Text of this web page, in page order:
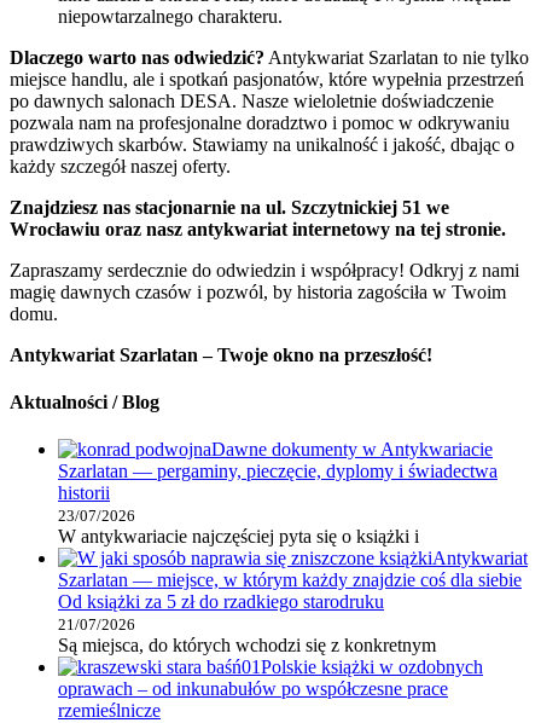
niepowtarzalnego charakteru.
Dlaczego warto nas odwiedzić? Antykwariat Szarlatan to nie tylko
miejsce handlu, ale i spotkań pasjonatów, które wypełnia przestrzeń
po dawnych salonach DESA. Nasze wieloletnie doświadczenie
pozwala nam na profesjonalne doradztwo i pomoc w odkrywaniu
prawdziwych skarbów. Stawiamy na unikalność i jakość, dbając o
każdy szczegół naszej oferty.
Znajdziesz nas stacjonarnie na ul. Szczytnickiej 51 we
Wrocławiu oraz nasz antykwariat internetowy na tej stronie.
Zapraszamy serdecznie do odwiedzin i współpracy! Odkryj z nami
magię dawnych czasów i pozwól, by historia zagościła w Twoim
domu.
Antykwariat Szarlatan – Twoje okno na przeszłość!
Aktualności / Blog
Dawne dokumenty w Antykwariacie
Szarlatan — pergaminy, pieczęcie, dyplomy i świadectwa
historii
23/07/2026
W antykwariacie najczęściej pyta się o książki i
Antykwariat
Szarlatan — miejsce, w którym każdy znajdzie coś dla siebie
Od książki za 5 zł do rzadkiego starodruku
21/07/2026
Są miejsca, do których wchodzi się z konkretnym
Polskie książki w ozdobnych
oprawach – od inkunabułów po współczesne prace
rzemieślnicze